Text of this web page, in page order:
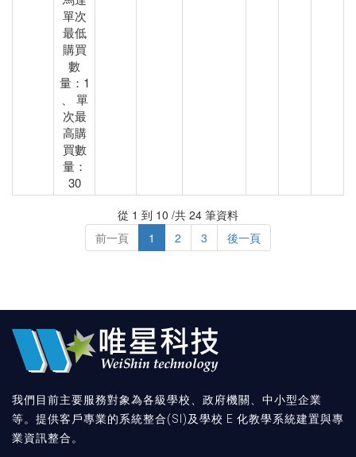
單次
最低
購買
數
量：1
、 單
次最
高購
買數
量：
30
從 1 到 10 /共 24 筆資料
前一頁
1 2 3 後一頁
我們目前主要服務對象為各級學校、政府機關、中小型企業
等。提供客戶專業的系統整合(SI)及學校 E 化教學系統建置與專
業資訊整合。